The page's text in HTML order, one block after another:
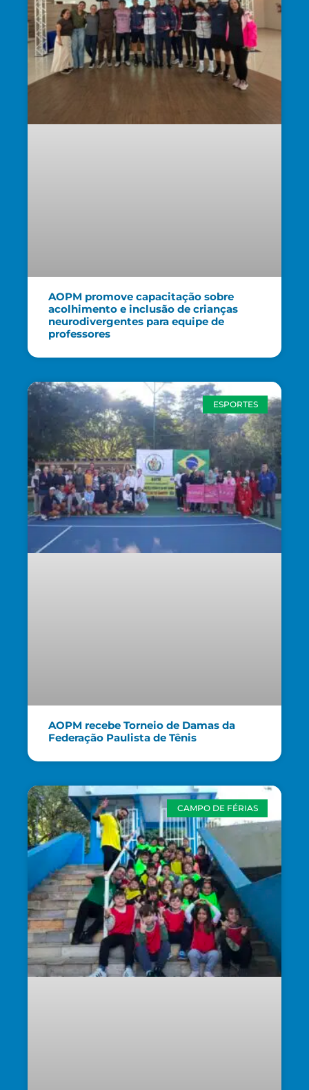
AOPM promove capacitação sobre
acolhimento e inclusão de crianças
neurodivergentes para equipe de
professores
ESPORTES
AOPM recebe Torneio de Damas da
Federação Paulista de Tênis
CAMPO DE FÉRIAS